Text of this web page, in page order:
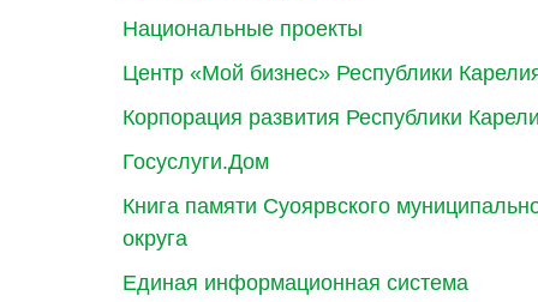
Национальные проекты
Центр «Мой бизнес» Республики
Корпорация развития Республики
Госуслуги.Дом
Книга памяти Суоярвского
округа
Единая информационная система